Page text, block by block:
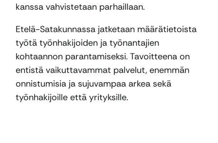
kanssa vahvistetaan parhaillaan.
Etelä-Satakunnassa jatketaan määrätietoista
työtä työnhakijoiden ja työnantajien
kohtaannon parantamiseksi. Tavoitteena on
entistä vaikuttavammat palvelut, enemmän
onnistumisia ja sujuvampaa arkea sekä
työnhakijoille että yrityksille.